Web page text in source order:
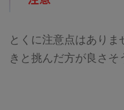
とくに注意点はありま
きと挑んだ方が良さそ